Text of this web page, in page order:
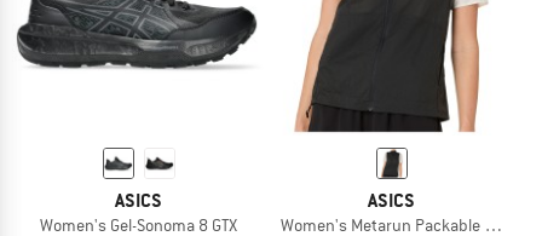
ASICS
Women's Gel-Sonoma 8 GTX
ASICS
Women's Metarun Packable Gilet